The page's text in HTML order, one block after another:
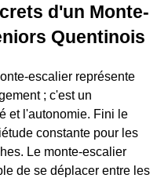
d'un Monte-
Quentinois
escalier représente
; c'est un
et l'autonomie. Fini le
constante pour les
Le monte-escalier
de se déplacer entre les